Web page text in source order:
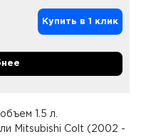
Купить в 1 клик
1.5 л.
Mitsubishi Colt (2002 -